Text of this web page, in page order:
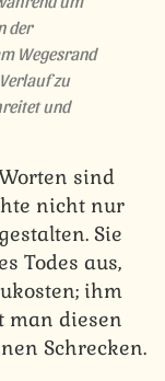
der
Wegesrand
zu
und
sind
nicht nur
Sie
Todes aus,
ihm
man diesen
Schrecken.